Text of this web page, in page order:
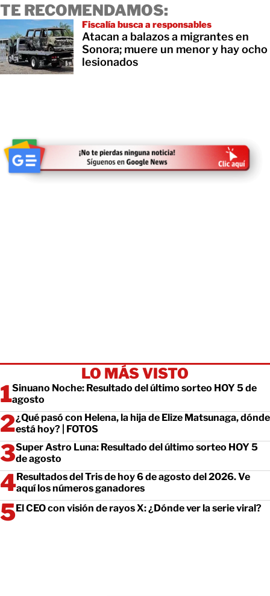
TE RECOMENDAMOS:
Fiscalía busca a responsables
Atacan a balazos a migrantes en
Sonora; muere un menor y hay ocho
lesionados
LO MÁS VISTO
Sinuano Noche: Resultado del último sorteo HOY 5 de
agosto
¿Qué pasó con Helena, la hija de Elize Matsunaga, dónde
está hoy? | FOTOS
Super Astro Luna: Resultado del último sorteo HOY 5
de agosto
Resultados del Tris de hoy 6 de agosto del 2026. Ve
aquí los números ganadores
El CEO con visión de rayos X: ¿Dónde ver la serie viral?